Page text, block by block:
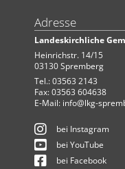
Adresse
Landeskirchliche
Heinrichstr. 14/15
03130 Spremberg
Tel.: 03563 2143
Fax: 03563 604638
E-Mail: info@lkg-
bei Instagram
bei YouTube
bei Facebook